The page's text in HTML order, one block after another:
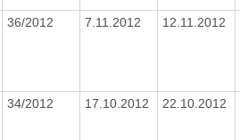
36/2012 7.11.2012 12.11.2012
34/2012 17.10.2012 22.10.2012